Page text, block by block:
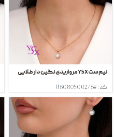
نیم ست YSX مرواریدی نگین دار طلایی
کد: #118080500278